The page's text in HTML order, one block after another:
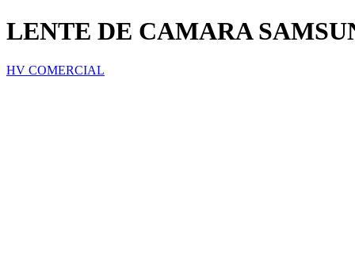
LENTE DE CAMARA
HV COMERCIAL